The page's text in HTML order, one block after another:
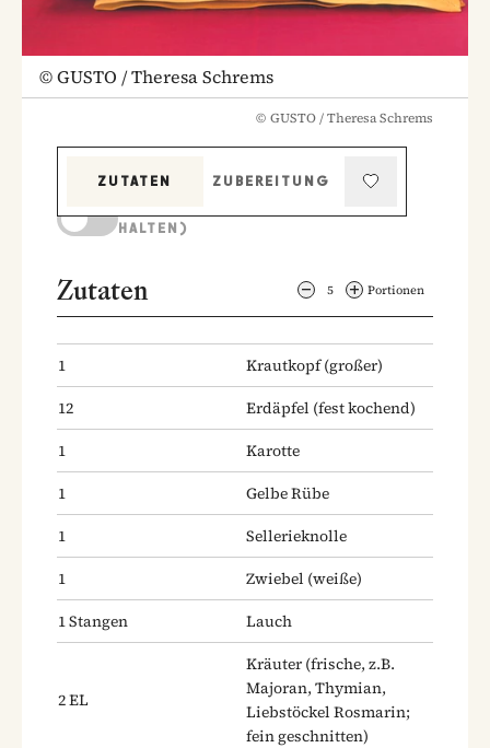
©GUSTO / Theresa Schrems
© GUSTO / Theresa Schrems
ZUTATEN
ZUBEREITUNG
HALTEN)
Zutaten 5 Portionen
1 Krautkopf(großer)
12
Erdäpfel (fest kochend)
1
Karotte
1
Gelbe Rübe
1
Sellerieknolle
1
Zwiebel (weiße)
1Stangen Lauch
2EL
Kräuter (frische, z.B.
Majoran, Thymian,
Liebstöckel Rosmarin;
fein geschnitten)